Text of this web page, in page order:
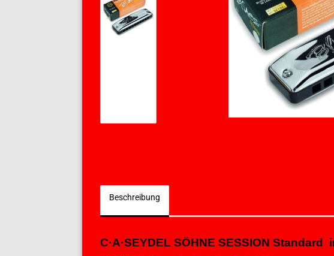
Beschreibung
C·A·SEYDEL SÖHNE SESSION Standard